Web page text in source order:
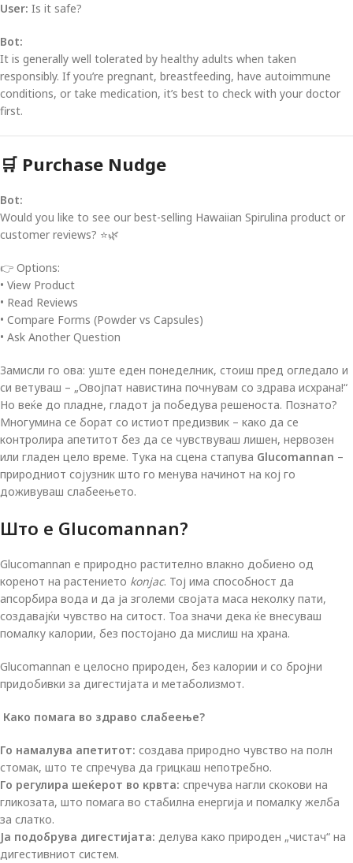
User: Is it safe?
Bot:
It is generally well tolerated by healthy adults when taken
responsibly. If you’re pregnant, breastfeeding, have autoimmune
conditions, or take medication, it’s best to check with your doctor
first.
🛒 Purchase Nudge
Bot:
Would you like to see our best-selling Hawaiian Spirulina product or
customer reviews? ⭐🌿
👉 Options:
• View Product
• Read Reviews
• Compare Forms (Powder vs Capsules)
• Ask Another Question
Замисли го ова: уште еден понеделник, стоиш пред огледало и
си ветуваш – „Овојпат навистина почнувам со здрава исхрана!“
Но веќе до пладне, гладот ја победува решеноста. Познато?
Многумина се борат со истиот предизвик – како да се
контролира апетитот без да се чувствуваш лишен, нервозен
или гладен цело време. Тука на сцена стапува Glucomannan –
природниот сојузник што го менува начинот на кој го
доживуваш слабеењето.
Што е Glucomannan?
Glucomannan е природно растително влакно добиено од
коренот на растението konjac. Тој има способност да
апсорбира вода и да ја зголеми својата маса неколку пати,
создавајќи чувство на ситост. Тоа значи дека ќе внесуваш
помалку калории, без постојано да мислиш на храна.
Glucomannan е целосно природен, без калории и со бројни
придобивки за дигестијата и метаболизмот.
Како помага во здраво слабеење?
Го намалува апетитот: создава природно чувство на полн
стомак, што те спречува да грицкаш непотребно.
Го регулира шеќерот во крвта: спречува нагли скокови на
гликозата, што помага во стабилна енергија и помалку желба
за слатко.
Ја подобрува дигестијата: делува како природен „чистач“ на
дигестивниот систем.